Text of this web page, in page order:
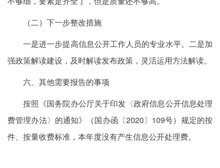
（二）下一步整改措施
一是进一步提高信息公开工作人员的专业水平。二是加
强政策解读建设，及时解读发布政策，灵活运用方法解读。
六、其他需要报告的事项
按照《国务院办公厅关于印发〈政府信息公开信息处理
费管理办法〉的通知》（国办函〔2020〕109号）规定的按
件、按量收费标准，本年度没有产生信息公开处理费。